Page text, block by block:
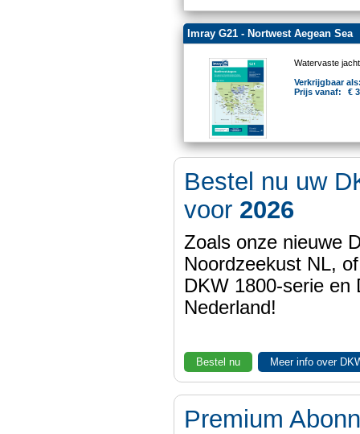
Imray G21 - Nortwest Aegean Sea
Watervaste
Verkrijgbaar
Prijs vanaf:
€
Bestel nu uw
voor 2026
Zoals onze nieuwe
Noordzeekust NL,
DKW 1800-serie en
Nederland!
Bestel nu Meer info over
Premium